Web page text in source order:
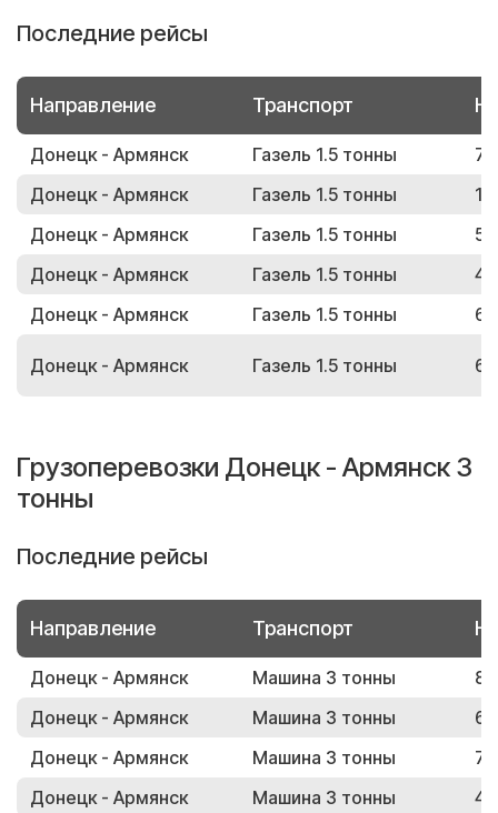
Последние рейсы
Направление Транспорт
Донецк - Армянск Газель 1.5 тонны
Донецк - Армянск
Газель 1.5 тонны
Донецк - Армянск
Газель 1.5 тонны
Донецк - Армянск
Газель 1.5 тонны
Донецк - Армянск
Газель 1.5 тонны
Донецк - Армянск Газель 1.5 тонны
Грузоперевозки Донецк - Армянск 3
тонны
Последние рейсы
Направление Транспорт
Донецк - Армянск Машина 3 тонны
Донецк - Армянск
Машина 3 тонны
Донецк - Армянск
Машина 3 тонны
Донецк - Армянск
Машина 3 тонны